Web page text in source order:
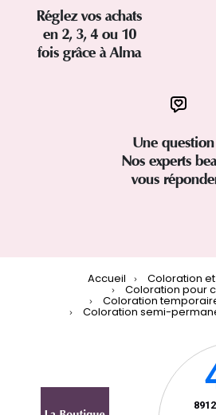
Réglez vos achats
en 2, 3, 4 ou 10
fois grâce à Alma
Une question
Nos experts
vous
Accueil Coloration
Coloration pour
Coloration
Coloration semi-